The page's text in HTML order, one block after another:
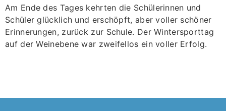
Am Ende des Tages kehrten die Schülerinnen und
Schüler glücklich und erschöpft, aber voller schöner
Erinnerungen, zurück zur Schule. Der Wintersporttag
auf der Weinebene war zweifellos ein voller Erfolg.